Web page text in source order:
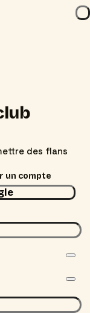
des flans
un compte